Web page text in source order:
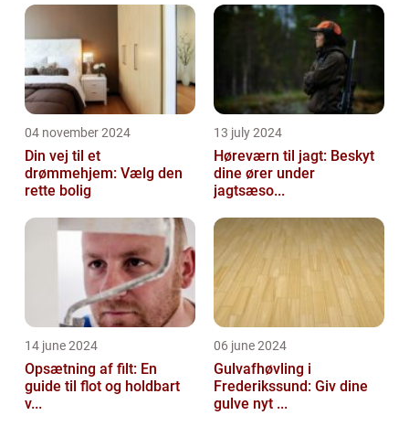
04 november 2024
Din vej til et
drømmehjem: Vælg den
rette bolig
13 july 2024
Høreværn til jagt: Beskyt
dine ører under
jagtsæso...
14 june 2024
Opsætning af filt: En
guide til flot og holdbart
v...
06 june 2024
Gulvafhøvling i
Frederikssund: Giv dine
gulve nyt ...